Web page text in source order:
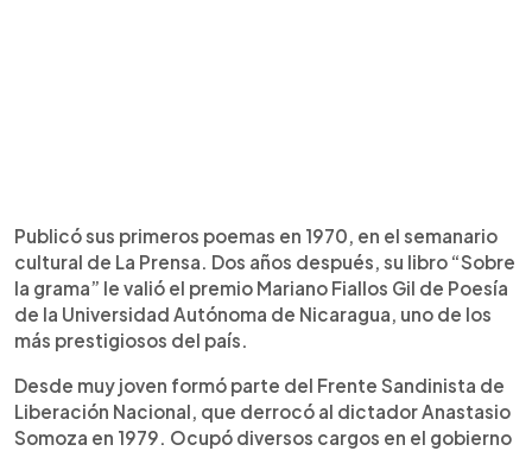
Publicó sus primeros poemas en 1970, en el semanario
cultural de La Prensa. Dos años después, su libro “Sobre
la grama” le valió el premio Mariano Fiallos Gil de Poesía
de la Universidad Autónoma de Nicaragua, uno de los
más prestigiosos del país.
Desde muy joven formó parte del Frente Sandinista de
Liberación Nacional, que derrocó al dictador Anastasio
Somoza en 1979. Ocupó diversos cargos en el gobierno